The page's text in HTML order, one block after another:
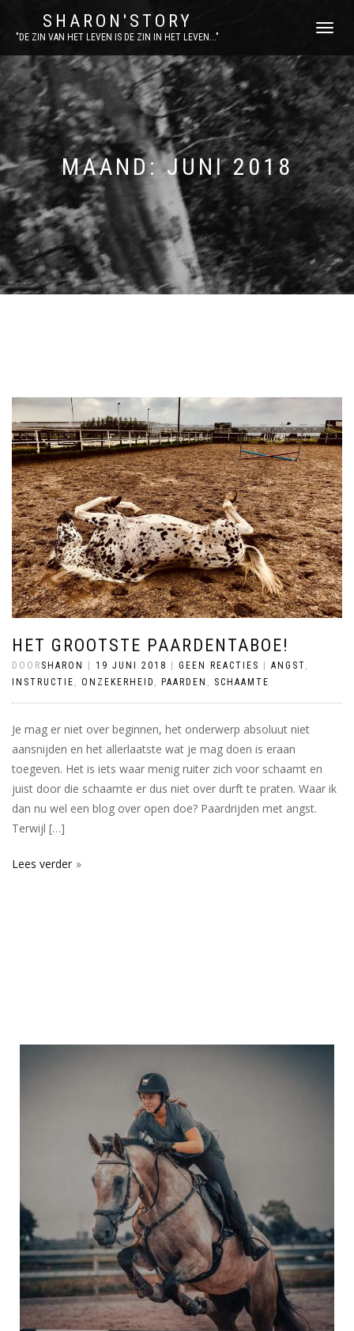
SHARON'STORY
"DE ZIN VAN HET LEVEN IS DE ZIN IN HET LEVEN..."
SCHAKEL
MENU
MAAND:JUNI 2018
HET GROOTSTE PAARDENTABOE!
DOOR SHARON | 19 JUNI 2018 | GEEN REACTIES | ANGST
INSTRUCTIE
ONZEKERHEID PAARDEN SCHAAMTE
Je mag er niet over beginnen, het onderwerp absoluut niet
aansnijden en het allerlaatste wat je mag doen is eraan
toegeven. Het is iets waar menig ruiter zich voor schaamt en
juist door die schaamte er dus niet over durft te praten. Waar ik
dan nu wel een blog over open doe? Paardrijden met angst.
Terwijl […]
Lees verder